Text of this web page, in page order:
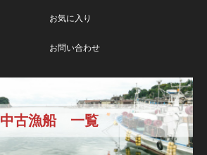
お気に入り
お問い合わせ
中古漁船 一覧